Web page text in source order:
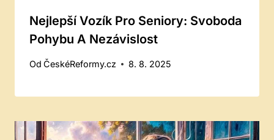
Nejlepší Vozík Pro Seniory: Svoboda
Pohybu A Nezávislost
Od ČeskéReformy.cz 8. 8. 2025